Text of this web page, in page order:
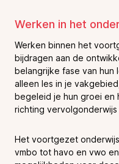
Werken in het
Werken binnen het
bijdragen aan de
belangrijke fase van
alleen les in je
begeleid je hun groei en
richting
Het voortgezet
vmbo tot havo en vwo